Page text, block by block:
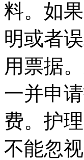
料。如
明或者
用票据
一并申
费。护
不能忽